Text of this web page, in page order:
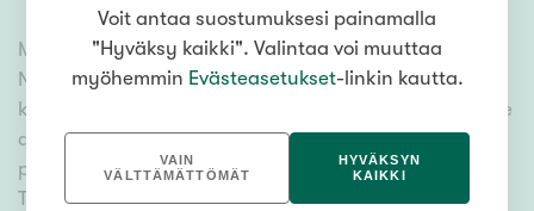
Asuntotyyppi
Kerros-/luhtitalo
Rivitalo/paritalo
Omakoti-/erillistalo
Maa- tai metsätila
Meiltä löydät myytävät asunnot Tampere
Niemenranta, oli tarpeesi mikä vain! Tuhansien
kohteiden ja satojen kiinteistönvälittäjien verkostomme
auttaa sinua kenties elämäsi tärkeimmässä
päätöksessä. Katso alta kaikki myytävät asunnot
Tampere Niemenranta. Hyödynnä myös kätevää
Voit antaa suostumuksesi painamalla
"Hyväksy kaikki". Valintaa voi muuttaa
myöhemmin Evästeasetukset-linkin kautta.
VAIN
VÄLTTÄMÄTTÖMÄT
HYVÄKSYN
KAIKKI